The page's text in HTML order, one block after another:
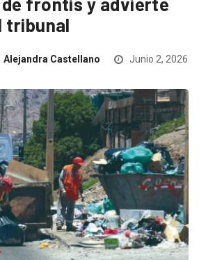
tribunal
Alejandra Castellano Junio 2, 2026